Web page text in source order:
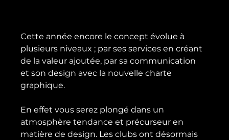
Cette année encore le concept évolue à
plusieurs niveaux ; par ses services en créant
de la valeur ajoutée, par sa communication
et son design avec la nouvelle charte
graphique.
En effet vous serez plongé dans un
atmosphère tendance et précurseur en
matière de design. Les clubs ont désormais